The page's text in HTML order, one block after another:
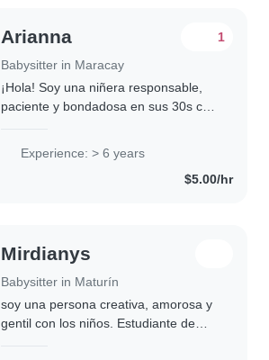
Arianna
Babysitter in Maracay
1
¡Hola! Soy una niñera responsable,
paciente y bondadosa en sus 30s con
en edad preescolar y escolar.
Experience: > 6 years
$5.00/hr
Mirdianys
Babysitter in Maturín
soy una persona creativa, amorosa y
gentil con los niños. Estudiante de